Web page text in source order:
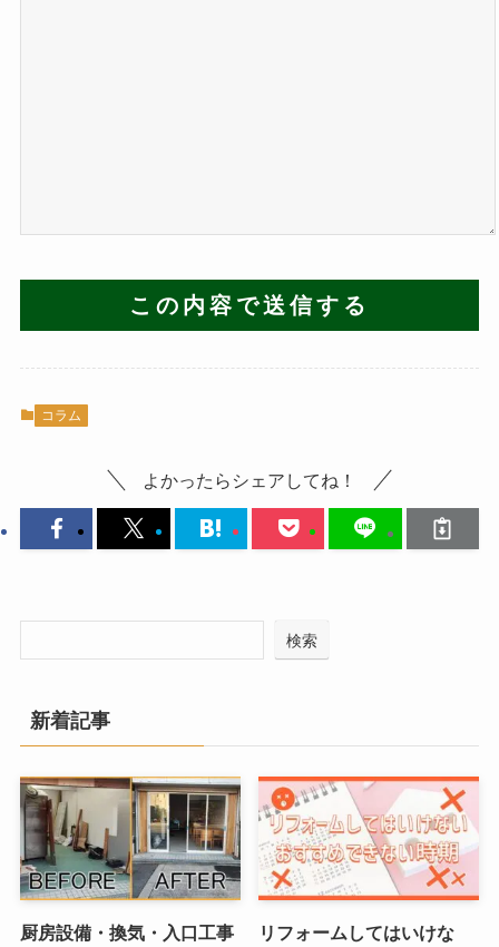
コラム
よかったらシェアしてね！
検索
新着記事
厨房設備・換気・入口工事
リフォームしてはいけな